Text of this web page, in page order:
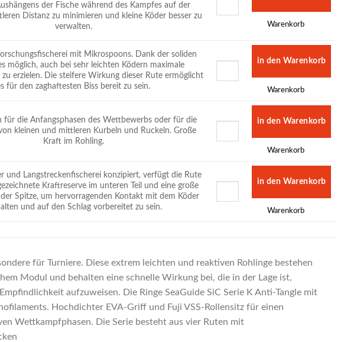
der Fische während des Kampfes auf der
Distanz zu minimieren und kleine Köder besser zu
verwalten.
Warenkorb
mit Mikrospoons. Dank der soliden
möglich, auch bei sehr leichten Ködern maximale
erzielen. Die steifere Wirkung dieser Rute ermöglicht
für den zaghaftesten Biss bereit zu sein.
Warenkorb
für die Anfangsphasen des Wettbewerbs oder für die
kleinen und mittleren Kurbeln und Ruckeln. Große
Kraft im Rohling.
Warenkorb
und Langstreckenfischerei konzipiert, verfügt die Rute
Kraftreserve im unteren Teil und eine große
der Spitze, um hervorragenden Kontakt mit dem Köder
und auf den Schlag vorbereitet zu sein.
Warenkorb
für Turniere. Diese extrem leichten und reaktiven Rohlinge bestehen
Modul und behalten eine schnelle Wirkung bei, die in der Lage ist,
aufzuweisen. Die Ringe SeaGuide SiC Serie K Anti-Tangle mit
Hochdichter EVA-Griff und Fuji VSS-Rollensitz für einen
Wettkampfphasen. Die Serie besteht aus vier Ruten mit